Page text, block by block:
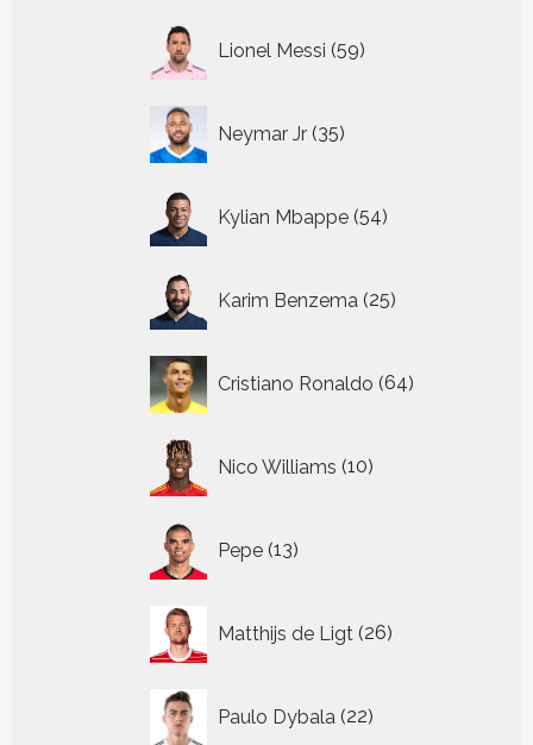
Lionel Messi 59
producten
Neymar Jr 35
producten
Kylian Mbappe 54
producten
Karim Benzema 25
producten
Cristiano Ronaldo 64
producten
Nico Williams 10
producten
Pepe 13
producten
Matthijs de Ligt 26
producten
Paulo Dybala 22
producten